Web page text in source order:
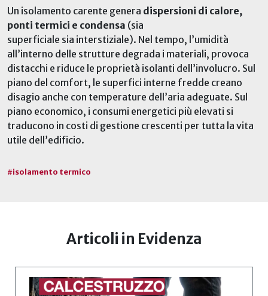
Un isolamento carente genera dispersioni di calore,
ponti termici e condensa (sia
superficiale sia interstiziale). Nel tempo, l’umidità
all’interno delle strutture degrada i materiali, provoca
distacchi e riduce le proprietà isolanti dell’involucro. Sul
piano del comfort, le superfici interne fredde creano
disagio anche con temperature dell’aria adeguate. Sul
piano economico, i consumi energetici più elevati si
traducono in costi di gestione crescenti per tutta la vita
utile dell’edificio.
#isolamento termico
Articoli in Evidenza